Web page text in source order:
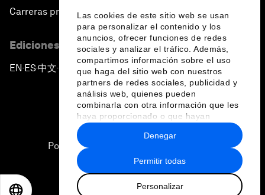
Las cookies de este sitio web se usan
para personalizar el contenido y los
anuncios, ofrecer funciones de redes
sociales y analizar el tráfico. Además,
compartimos información sobre el uso
que haga del sitio web con nuestros
partners de redes sociales, publicidad y
análisis web, quienes pueden
combinarla con otra información que les
haya proporcionado o que hayan
recopilado a partir del uso que haya
hecho de sus servicios.
Permitir todas
Personalizar
Denegar
Carreras profesionales
Ediciones en otros idiomas
EN ▪ES▪中文▪ 日本語
Política de privacidad y normas de uso
Sitemap
2026 Foro Económico Mundial